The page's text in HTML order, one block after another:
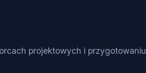
projektowych i przygotowaniu